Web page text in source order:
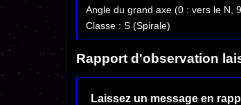
Angle du grand axe (0 : vers le N,
Classe : S (Spirale)
Rapport d'observation
Laissez un message en